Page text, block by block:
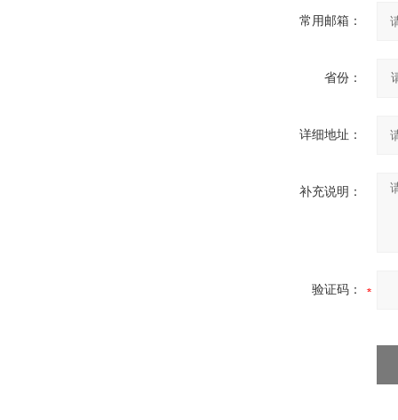
常用邮箱：
省份：
详细地址：
补充说明：
验证码：